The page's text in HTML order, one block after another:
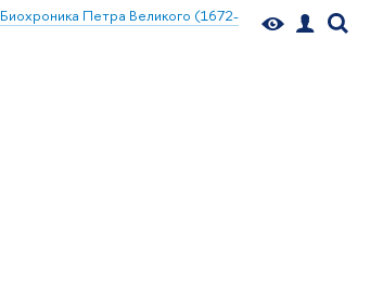
Биохроника Петра Великого (1672-